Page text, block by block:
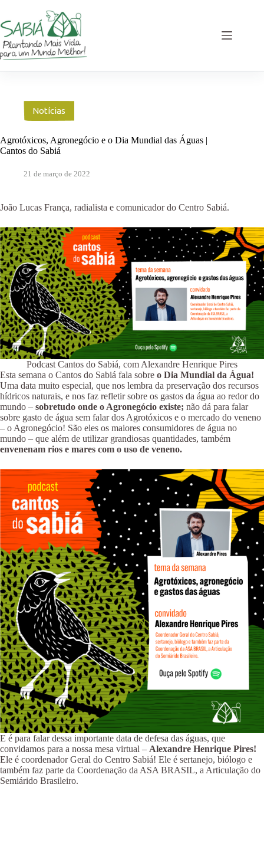
o
conteúdo
Notícias
Agrotóxicos, Agronegócio e o Dia Mundial das Águas |
Cantos do Sabiá
21 de março de 2022
João Lucas França, radialista e comunicador do Centro Sabiá.
Podcast Cantos do Sabiá, com Alexandre Henrique Pires
Esta semana o Cantos do Sabiá fala sobre o Dia Mundial da Água!
Uma data muito especial, que nos lembra da preservação dos recursos
hídricos naturais, e nos faz refletir sobre os gastos da água ao redor do
mundo – sobretudo onde o Agronegócio existe; não dá para falar
sobre gasto de água sem falar dos Agrotóxicos e o mercado do veneno
– o Agronegócio! São eles os maiores consumidores de água no
mundo – que além de utilizar grandiosas quantidades, também
envenenam rios e mares com o uso de veneno.
E é para falar dessa importante data de defesa das águas, que
convidamos para a nossa mesa virtual – Alexandre Henrique Pires!
Ele é coordenador Geral do Centro Sabiá! Ele é sertanejo, biólogo e
também faz parte da Coordenação da ASA BRASIL, a Articulação do
Semiárido Brasileiro.